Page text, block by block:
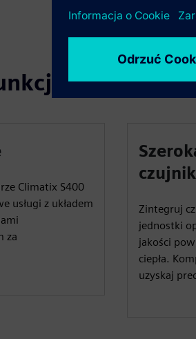
Climatix S400
usługi z układem
za
Zintegruj
jednostki
jakości
ciepła.
uzyskaj